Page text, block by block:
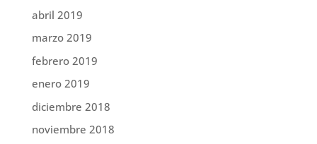
abril 2019
marzo 2019
febrero 2019
enero 2019
diciembre 2018
noviembre 2018